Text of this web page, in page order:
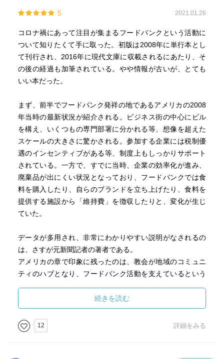
5 2021.01.26
コロナ禍にあって注目が集まるフードバンクという活動に
ついて知りたくて手に取った。初版は2008年に単行本とし
て刊行され、2016年に現代文庫に収載されるにあたり、そ
の後の経過も加筆されている。やや情報が古いが、とても
いい本だった。
まず、前半でフードバンク発祥の地であるアメリカの2008
年当時の最新状況が紹介される。ビジネス街の中心にビル
を構え、いくつもの専門部署に分かれる等、想像を超えた
スケールの大きさに驚かされる。参加する企業には税制優
遇のインセンティブがある等、制度上もしっかりサポート
されている。一方で、すでに当時、企業の効率化が進み、
廃棄品が出にくい状況となっており、フードバンクでは食
料を購入したり、自らのブランドを立ち上げたり、食料を
提供する施設から「維持費」を徴収したりと、変化が生じ
ていた。
データが多用され、非常にわかりやすい説明がなされるの
は、さすが元新聞記者の著者である。
アメリカの章で印象に残ったのは、教会が地域のコミュニ
ティのハブとなり、フードバンク活動を支えているという
かったらしい）。そして、活動資金の半分は個人からの寄
付で成り立っているということ。寄付やボランティア文化
のない日本では、そもそも根付きにくい活動なのではない
かと想像させ、日本のパートに入っていく。
続きを読む
12 詳細をみる